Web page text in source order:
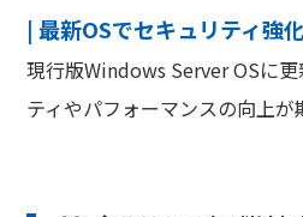
| 最新OSでセキュリティ強化
現行版Windows Server OSに
ティやパフォーマンスの向上が